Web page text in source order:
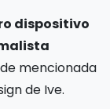
dispositivo
mencionada
de Ive.